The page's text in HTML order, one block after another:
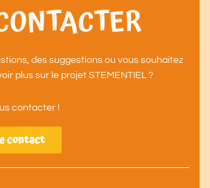
des suggestions ou vous souhaitez
plus sur le projet STEMENTIEL ?
contacter !
contact